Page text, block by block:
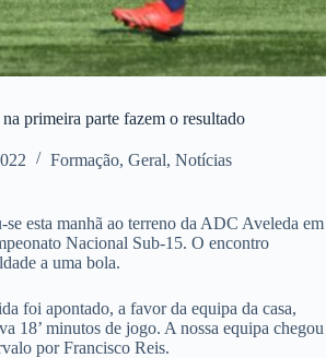
primeira parte fazem o resultado
Formação, Geral, Notícias
esta manhã ao terreno da ADC Aveleda em
Nacional Sub-15. O encontro
a uma bola.
foi apontado, a favor da equipa da casa,
18’ minutos de jogo. A nossa equipa chegou
por Francisco Reis.